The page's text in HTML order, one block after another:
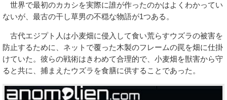
世界で最初のカカシを実際に誰が作ったのかはよくわかってい
ないが、最古の干し草男の不穏な物語が1つある。
古代エジプト人は小麦畑に侵入して食い荒らすウズラの被害を
防止するために、ネットで覆った木製のフレームの罠を畑に仕掛
けていた。彼らの戦術はきわめて合理的で、小麦畑を獣害から守
ると共に、捕まえたウズラを食膳に供することであった。